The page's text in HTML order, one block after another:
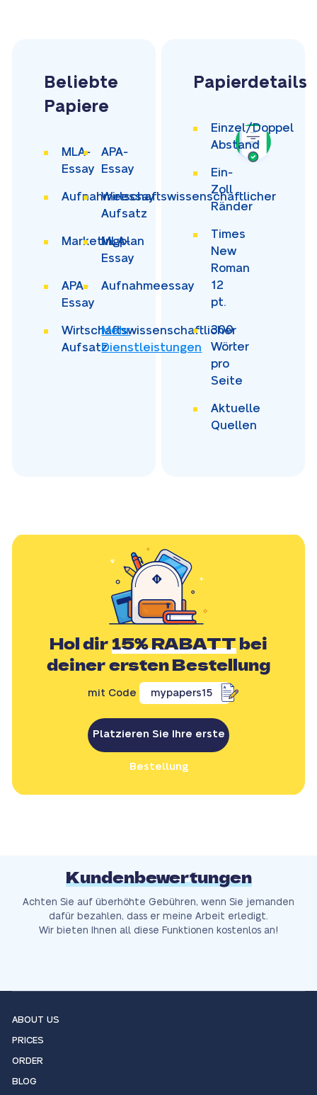
Beliebte
Papiere
MLA-
Essay
APA-
Essay
Aufnahmeessay
Wirtschaftswissenschaftlicher
Aufsatz
Marketingplan
MLA-
Essay
APA-
Essay
Aufnahmeessay
Wirtschaftswissenschaftlicher
Aufsatz
Mehr
Dienstleistungen
Papierdetails
Einzel/Doppel
Abstand
Ein-
Zoll
Ränder
Times
New
Roman
12
pt.
300
Wörter
pro
Seite
Aktuelle
Quellen
Hol dir15% RABATTbei
deiner ersten Bestellung
mit Code mypapers15
Platzieren Sie Ihre erste
Bestellung
Kundenbewertungen
Achten Sie auf überhöhte Gebühren, wenn Sie jemanden
dafür bezahlen, dass er meine Arbeit erledigt.
Wir bieten Ihnen all diese Funktionen kostenlos an!
ABOUT US
PRICES
ORDER
BLOG